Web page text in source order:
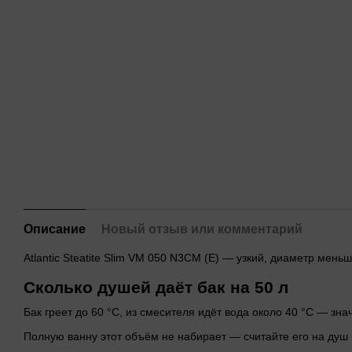
Описание Новый отзыв или комментарий
Atlantic Steatitе Slim VM 050 N3CM (E) — узкий, диаметр
Сколько душей даёт бак на 50 л
Бак греет до 60 °C, из смесителя идёт вода около 40 °C —
Полную ванну этот объём не набирает — считайте его на душ